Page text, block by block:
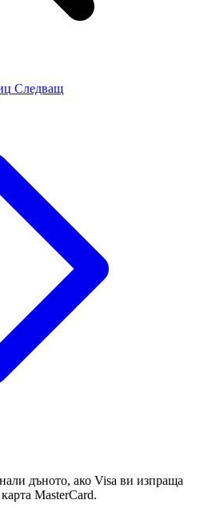
Следващ
дъното, ако Visa ви изпраща
MasterCard.